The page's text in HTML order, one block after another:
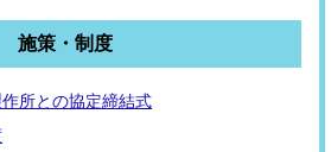
施策・制度
所との協定締結式